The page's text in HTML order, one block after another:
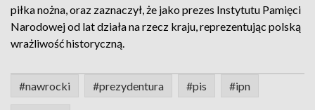
piłka nożna, oraz zaznaczył, że jako prezes Instytutu Pamięci
Narodowej od lat działa na rzecz kraju, reprezentując polską
wrażliwość historyczną.
#nawrocki #prezydentura #pis #ipn